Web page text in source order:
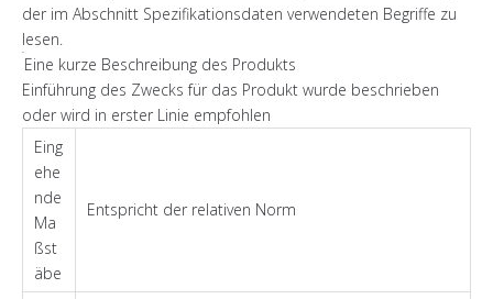
der im Abschnitt Spezifikationsdaten verwendeten Begriffe zu
lesen.
Eine kurze Beschreibung des Produkts
Einführung des Zwecks für das Produkt wurde beschrieben
oder wird in erster Linie empfohlen
Eing
ehe
nde
Ma
ßst
äbe
Entspricht der relativen Norm